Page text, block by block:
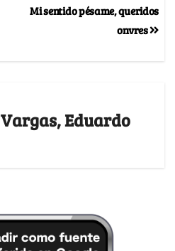
Mi sentido pésame, queridos
onvres
Vargas, Eduardo